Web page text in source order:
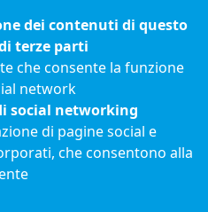
© 2021 Camere di
Commercio d'Italia
dei contenuti di questo
terze parti
che consente la funzione
network
social networking
di pagine social e
che consentono alla